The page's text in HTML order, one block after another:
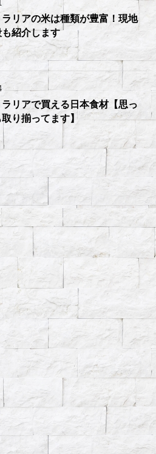
リアの米は種類が豊富！現地
紹介します
リアで買える日本食材【思っ
り揃ってます】